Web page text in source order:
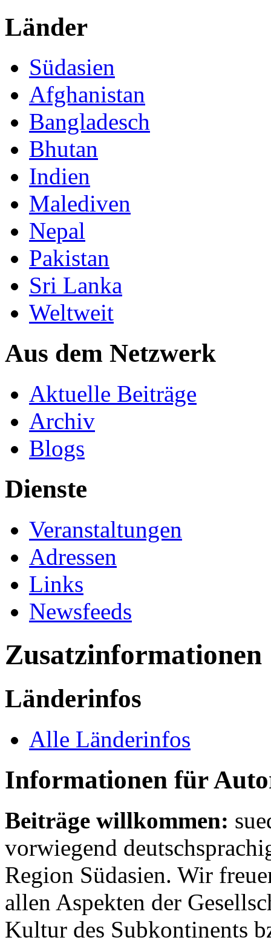
Länder
Südasien
Afghanistan
Bangladesch
Bhutan
Indien
Malediven
Nepal
Pakistan
Sri Lanka
Weltweit
Aus dem Netzwerk
Aktuelle Beiträge
Archiv
Blogs
Dienste
Veranstaltungen
Adressen
Links
Newsfeeds
Zusatzinformationen
Länderinfos
Alle Länderinfos
Informationen für
Beiträge willkommen:
vorwiegend
Region Südasien. Wir
allen Aspekten der
Kultur des Subkontinents